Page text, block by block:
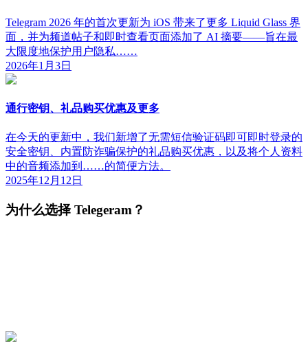
Telegram 2026 年的首次更新为 iOS 带来了更多 Liquid Glass 界
面，并为频道帖子和即时查看页面添加了 AI 摘要——旨在最
大限度地保护用户隐私……
2026年1月3日
通行密钥、礼品购买优惠及更多
在今天的更新中，我们新增了无需短信验证码即可即时登录的
安全密钥、内置防诈骗保护的礼品购买优惠，以及将个人资料
中的音频添加到……的简便方法。
2025年12月12日
为什么选择 Telegeram？